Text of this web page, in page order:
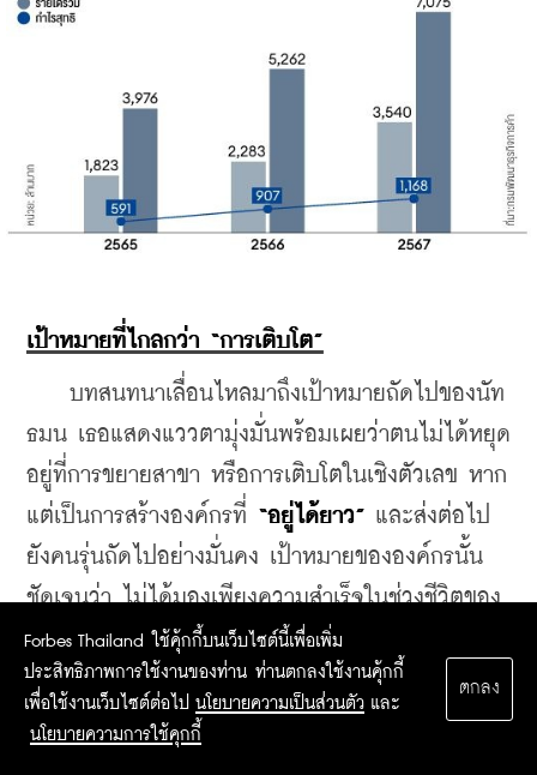
เป้าหมายที่ไกลกว่า “การเติบโต”
บทสนทนาเลื่อนไหลมาถึงเป้าหมายถัดไปของนัท
ธมน เธอแสดงแววตามุ่งมั่นพร้อมเผยว่าตนไม่ได้หยุด
อยู่ที่การขยายสาขา หรือการเติบโตในเชิงตัวเลข หาก
แต่เป็นการสร้างองค์กรที่ “อยู่ได้ยาว” และส่งต่อไป
ยังคนรุ่นถัดไปอย่างมั่นคง เป้าหมายขององค์กรนั้น
ชัดเจนว่า ไม่ได้มองเพียงความสำเร็จในช่วงชีวิตของ
ตัวเอง
“Ultimate goal ของเฟิร์นเลยคือ อยากให้
บริษัท BNN Restaurant Group อยู่ได้เป็น 100-200
Forbes Thailand ใช้คุ้กกี้บนเว็บไซต์นี้เพื่อเพิ่ม
ประสิทธิภาพการใช้งานของท่าน ท่านตกลงใช้งานคุ้กกี้
เพื่อใช้งานเว็บไซต์ต่อไป นโยบายความเป็นส่วนตัว และ
นโยบายความการใช้คุกกี้
ตกลง